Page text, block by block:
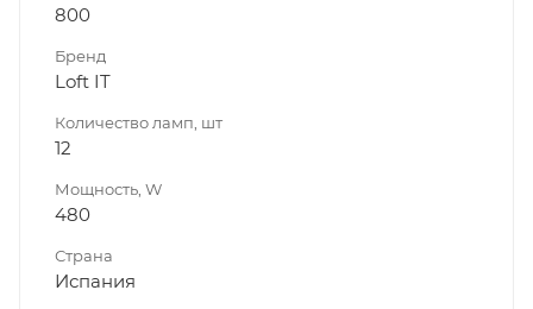
800
Бренд
Loft IT
Количество ламп, шт
12
Мощность, W
480
Страна
Испания